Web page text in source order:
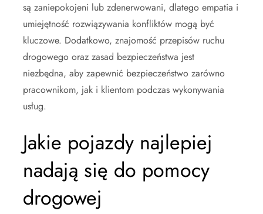
są zaniepokojeni lub zdenerwowani, dlatego empatia i
umiejętność rozwiązywania konfliktów mogą być
kluczowe. Dodatkowo, znajomość przepisów ruchu
drogowego oraz zasad bezpieczeństwa jest
niezbędna, aby zapewnić bezpieczeństwo zarówno
pracownikom, jak i klientom podczas wykonywania
usług.
Jakie pojazdy najlepiej
nadają się do pomocy
drogowej